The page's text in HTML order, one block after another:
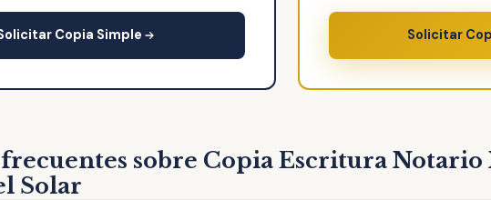
Copia Simple Solicitar
sobre Copia Escritura Notario
Solar